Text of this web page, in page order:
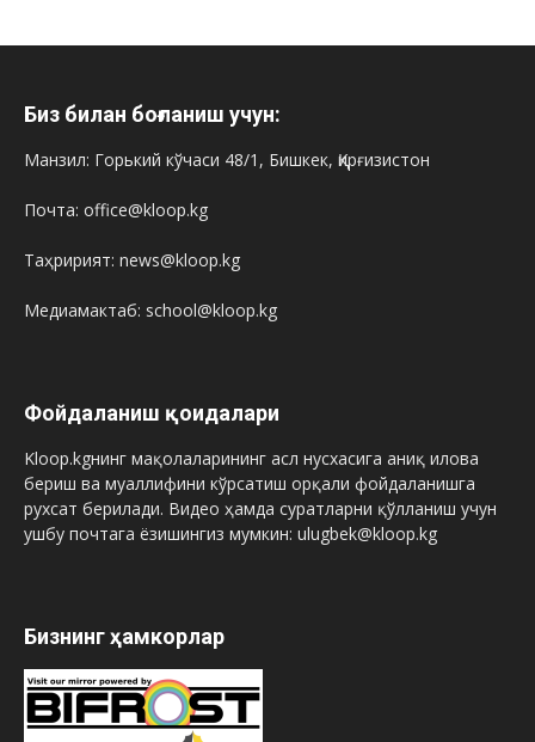
Биз билан боғланиш учун:
Манзил: Горький кўчаси 48/1, Бишкек, Қирғизистон
Почта: office@kloop.kg
Таҳририят: news@kloop.kg
Медиамактаб: school@kloop.kg
Фойдаланиш қоидалари
Kloop.kgнинг мақолаларининг асл нусхасига аниқ илова
бериш ва муаллифини кўрсатиш орқали фойдаланишга
рухсат берилади. Видео ҳамда суратларни қўлланиш учун
ушбу почтага ёзишингиз мумкин: ulugbek@kloop.kg
Бизнинг ҳамкорлар